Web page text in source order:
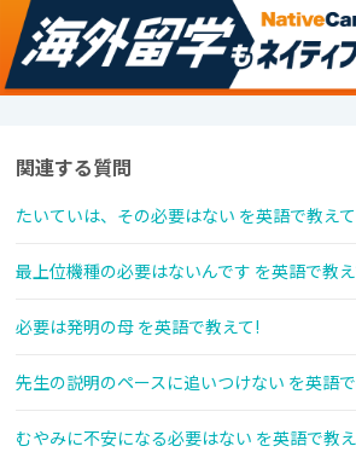
関連する質問
たいていは、その必要はない を英語で教え
最上位機種の必要はないんです を英語で教
必要は発明の母 を英語で教えて!
先生の説明のペースに追いつけない を英語
むやみに不安になる必要はない を英語で教